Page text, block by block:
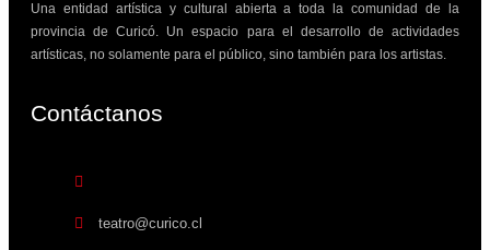
Una entidad artística y cultural abierta a toda la comunidad de la
provincia de Curicó. Un espacio para el desarrollo de actividades
artísticas, no solamente para el público, sino también para los artistas.
Contáctanos​
teatro@curico.cl